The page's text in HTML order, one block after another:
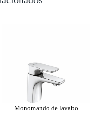
Monomando de lavabo